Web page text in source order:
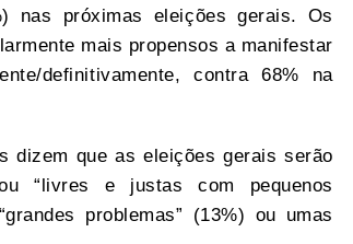
nas próximas eleições gerais. Os
mais propensos a manifestar
definitivamente, contra 68% na
dizem que as eleições gerais serão
“livres e justas com pequenos
problemas” (13%) ou umas